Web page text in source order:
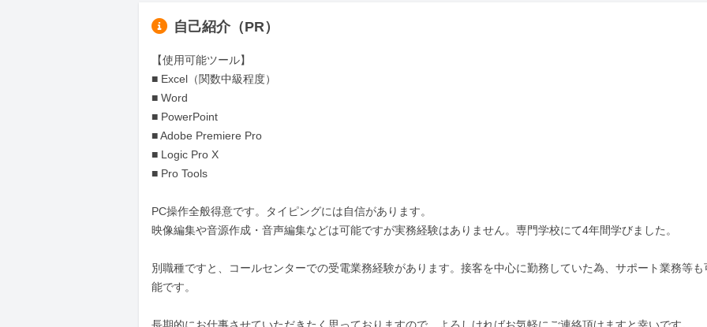
自己紹介（PR）
【使用可能ツール】
■ Excel（関数中級程度）
■ Word
■ PowerPoint
■ Adobe Premiere Pro
■ Logic Pro X
■ Pro Tools
PC操作全般得意です。タイピングには自信があります。
映像編集や音源作成・音声編集などは可能ですが実務経験はありません。専門学校にて4年間学びました。
別職種ですと、コールセンターでの受電業務経験があります。接客を中心に勤務していた為、サポート業務等も
能です。